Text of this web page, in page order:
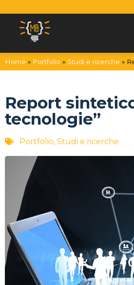
Home » Portfolio » Studi e ricerche »
Report
tecnologie”
Portfolio, Studi e ricerche